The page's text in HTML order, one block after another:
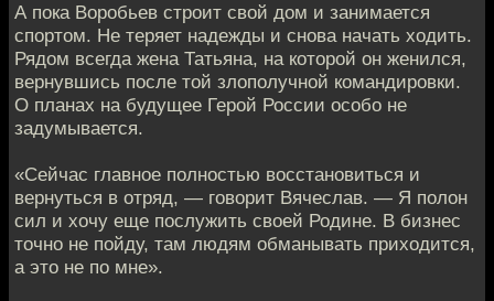
А пока Воробьев строит свой дом и занимается
спортом. Не теряет надежды и снова начать ходить.
Рядом всегда жена Татьяна, на которой он женился,
вернувшись после той злополучной командировки.
О планах на будущее Герой России особо не
задумывается.
«Сейчас главное полностью восстановиться и
вернуться в отряд, — говорит Вячеслав. — Я полон
сил и хочу еще послужить своей Родине. В бизнес
точно не пойду, там людям обманывать приходится,
а это не по мне».